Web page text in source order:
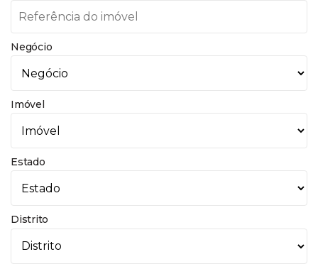
Negócio
Imóvel
Estado
Distrito